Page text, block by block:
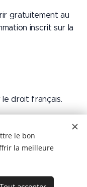
gratuitement au
inscrit sur la
droit français.
le bon
la meilleure